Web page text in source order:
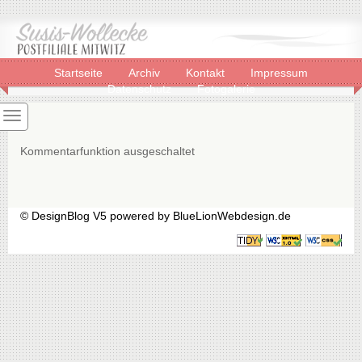
Startseite Archiv Kontakt
Impressum
Datenschutz
Fotogalerie
Kommentarfunktion ausgeschaltet
© DesignBlog V5 powered by BlueLionWebdesign.de